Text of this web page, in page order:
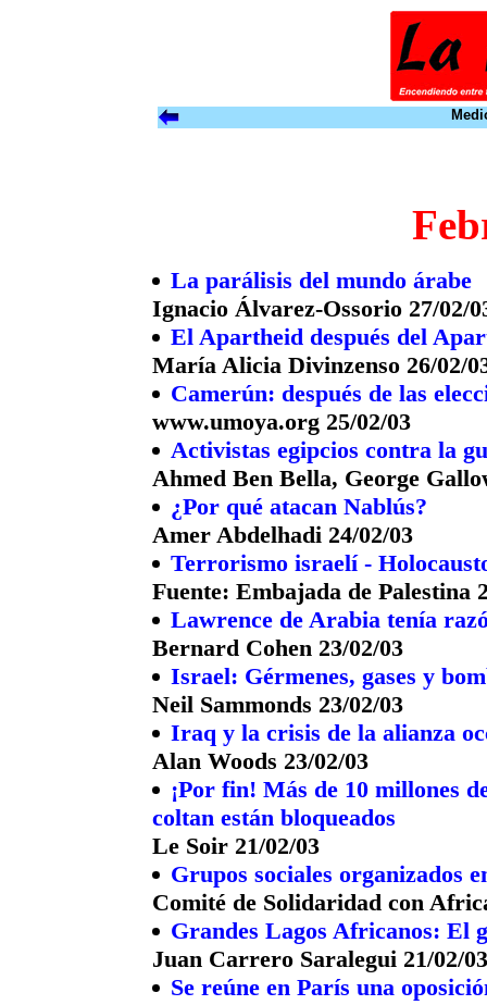
La parálisis del mundo árabe
Ignacio Álvarez-Ossorio 27/02/
El Apartheid después del
María Alicia Divinzenso 26/02/
Camerún: después de las
www.umoya.org 25/02/03
Activistas egipcios contra la
Ahmed Ben Bella, George
¿Por qué atacan Nablús?
Amer Abdelhadi 24/02/03
Terrorismo israelí -
Fuente: Embajada de Palestina
Lawrence de Arabia tenía
Bernard Cohen 23/02/03
Israel: Gérmenes, gases y
Neil Sammonds 23/02/03
Iraq y la crisis de la alianza
Alan Woods 23/02/03
¡Por fin! Más de 10 millones
coltan están bloqueados
Le Soir 21/02/03
Grupos sociales organizados
Comité de Solidaridad con
Grandes Lagos Africanos: El
Juan Carrero Saralegui 21/02/03
Se reúne en París una